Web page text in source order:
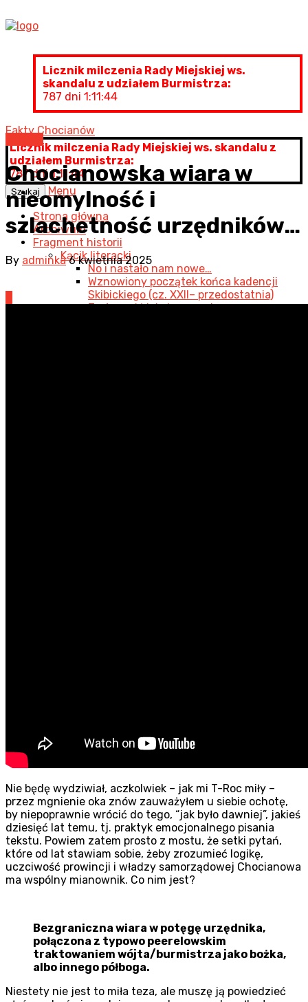
Licznik milczenia Rady Miejskiej ws.
skandalu z udziałem Burmistrza:
787 dni 1:11:45
Fakty Chocianów
Licznik milczenia Rady Miejskiej ws. skandalu z
udziałem Burmistrza:
787 dni 1:11:45
Szukaj
Menu
Strona główna
Archiwum
Fragment historii
Kącik literacki
No i nastało nam nowe…
Wznowiony początek końca kadencji
Skibickiego (cz. XXII– przedostatnia)
Twórczość lokalna… cz. I
Chocianowska wiara w
nieomylność i
szlachetność urzędników…
By adminka 6 kwietnia 2025
Nie będę wydziwiał, aczkolwiek – jak mi T-Roc miły –
przez mgnienie oka znów zauważyłem u siebie ochotę,
by niepoprawnie wrócić do tego, “jak było dawniej”, jakieś
dziesięć lat temu, tj. praktyk emocjonalnego pisania
tekstu. Powiem zatem prosto z mostu, że setki pytań,
które od lat stawiam sobie, żeby zrozumieć logikę,
uczciwość prowincji i władzy samorządowej Chocianowa
ma wspólny mianownik. Co nim jest?
Bezgraniczna wiara w potęgę urzędnika,
połączona z typowo peerelowskim
traktowaniem wójta/burmistrza jako bożka,
albo innego półboga.
Niestety nie jest to miła teza, ale muszę ją powiedzieć